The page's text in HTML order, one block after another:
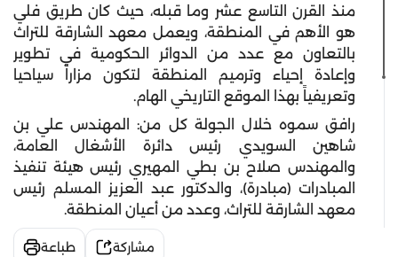
منذ القرن التاسع عشر وما قبله، حيث كان طريق فلي
هو الأهم في المنطقة، ويعمل معهد الشارقة للتراث
بالتعاون مع عدد من الدوائر الحكومية في تطوير
وإعادة إحياء وترميم المنطقة لتكون مزاراً سياحيا
وتعريفياً بهذا الموقع التاريخي الهام.
رافق سموه خلال الجولة كل من: المهندس علي بن
شاهين السويدي رئيس دائرة الأشغال العامة،
والمهندس صلاح بن بطي المهيري رئيس هيئة تنفيذ
المبادرات (مبادرة)، والدكتور عبد العزيز المسلم رئيس
معهد الشارقة للتراث، وعدد من أعيان المنطقة.
مشاركة طباعة